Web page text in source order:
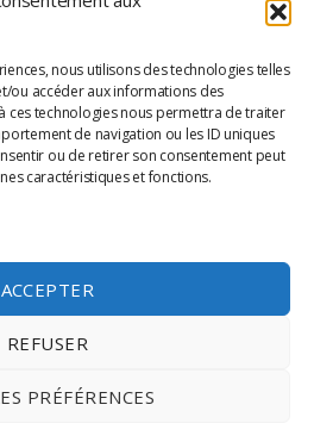
nous utilisons des technologies telles
ou accéder aux informations des
ces technologies nous permettra de traiter
de navigation ou les ID uniques
ou de retirer son consentement peut
caractéristiques et fonctions.
ACCEPTER
REFUSER
PRÉFÉRENCES
Scènes & Cinés
de confidentialité